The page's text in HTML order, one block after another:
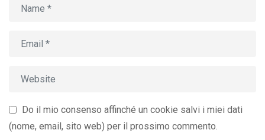
Do il mio consenso affinché un cookie salvi i miei dati
(nome, email, sito web) per il prossimo commento.